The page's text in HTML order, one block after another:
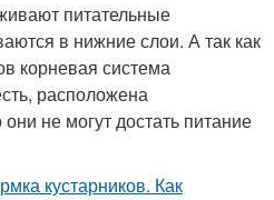
питательные
в нижние слои. А так как
корневая система
расположена
не могут достать питание